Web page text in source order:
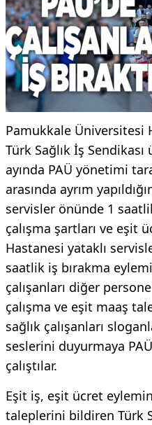
Pamukkale Üniversitesi
Türk Sağlık İş Sendikası
ayında PAÜ yönetimi
arasında ayrım
servisler önünde 1
çalışma şartları ve eşit
Hastanesi yataklı
saatlik iş bırakma
çalışanları diğer
çalışma ve eşit maaş
sağlık çalışanları
seslerini duyurmaya
çalıştılar.
Eşit iş, eşit ücret
taleplerini bildiren Türk